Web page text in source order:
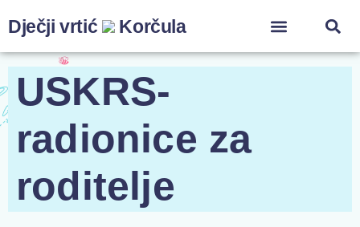
Dječji vrtić Korčula
USKRS-
radionice za
roditelje